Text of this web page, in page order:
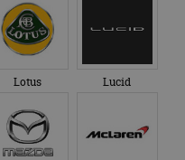
Lotus Lucid
1 jaar 1
maand
gebruikt door
te behouden.
gezien voordat hij de